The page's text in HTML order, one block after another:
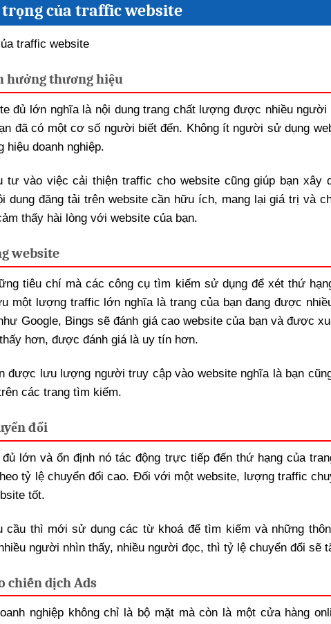
của traffic website
hưởng thương hiệu
đủ lớn nghĩa là nội dung trang chất lượng được nhiều
đã có một cơ số người biết đến. Không ít người sử dụng
hiệu doanh nghiệp.
tư vào việc cải thiện traffic cho website cũng giúp bạn xây
dung đăng tải trên website cần hữu ích, mang lại giá trị và
thấy hài lòng với website của bạn.
website
tiêu chí mà các công cụ tìm kiếm sử dụng để xét thứ
một lượng traffic lớn nghĩa là trang của bạn đang được
Google, Bings sẽ đánh giá cao website của bạn và được
hơn, được đánh giá là uy tín hơn.
được lưu lượng người truy cập vào website nghĩa là bạn
các trang tìm kiếm.
đổi
lớn và ổn định nó tác động trực tiếp đến thứ hạng của
tỷ lệ chuyển đổi cao. Đối với một website, lượng traffic
tốt.
cầu thì mới sử dụng các từ khoá để tìm kiếm và những
người nhìn thấy, nhiều người đọc, thì tỷ lệ chuyển đổi sẽ
chiến dịch Ads
nghiệp không chỉ là bộ mặt mà còn là một cửa hàng